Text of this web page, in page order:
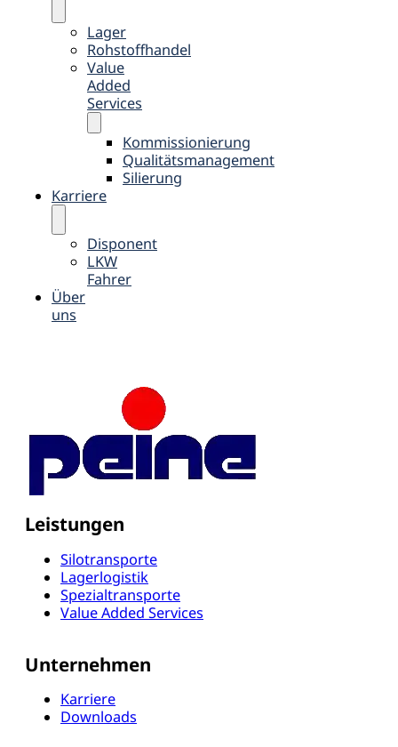
Lager
Rohstoffhandel
Value
Added
Services
Kommissionierung
Qualitätsmanagement
Silierung
Karriere
Disponent
LKW
Fahrer
Über
uns
Leistungen
Silotransporte
Lagerlogistik
Spezialtransporte
Value Added Services
Unternehmen
Karriere
Downloads